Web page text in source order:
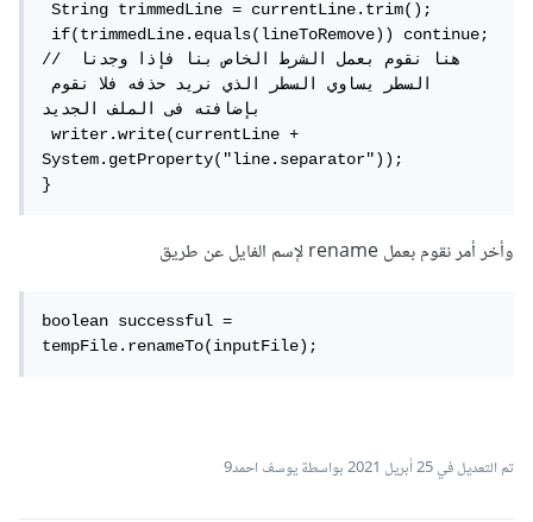
String trimmedLine = currentLine.trim();
if(trimmedLine.equals(lineToRemove)) continue;
// هنا نقوم بعمل الشرط الخاص بنا فإذا وجدنا
السطر يساوي السطر الذي نريد حذفه فلا نقوم
بإضافته فى الملف الجديد
writer.write(currentLine +
System.getProperty("line.separator"));
}
وأخر أمر نقوم بعمل rename لإسم الفايل عن طريق
boolean successful =
tempFile.renameTo(inputFile);
تم التعديل في25 أبريل 2021 بواسطة يوسف احمد9